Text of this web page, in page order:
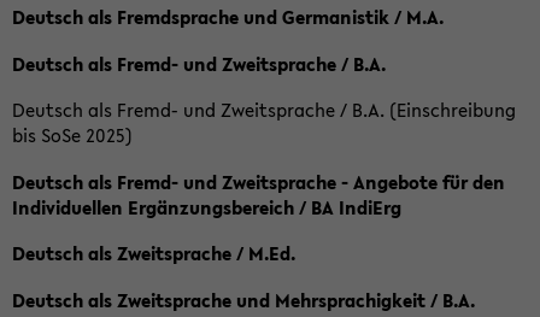
Deutsch als Fremdsprache und Germanistik / M.A.
Deutsch als Fremd- und Zweitsprache / B.A.
Deutsch als Fremd- und Zweitsprache / B.A. (Einschreibung
bis SoSe 2025)
Deutsch als Fremd- und Zweitsprache - Angebote für den
Individuellen Ergänzungsbereich / BA IndiErg
Deutsch als Zweitsprache / M.Ed.
Deutsch als Zweitsprache und Mehrsprachigkeit / B.A.